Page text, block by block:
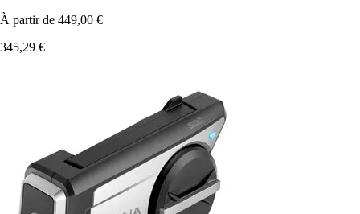
À partir de 449,00 €
345,29 €